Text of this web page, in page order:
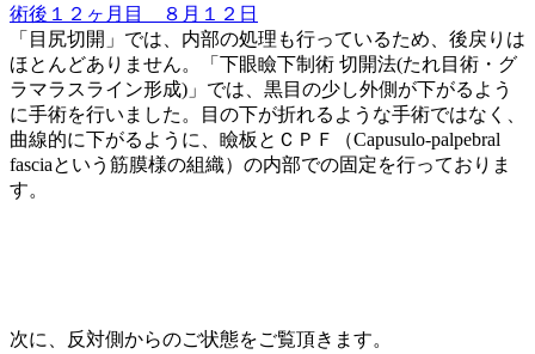
「目尻切開」では、内部の処理も行っているため、後戻りは
ほとんどありません。「下眼瞼下制術 切開法(たれ目術・グ
ラマラスライン形成)」では、黒目の少し外側が下がるよう
に手術を行いました。目の下が折れるような手術ではなく、
曲線的に下がるように、瞼板とＣＰＦ（Capusulo-palpebral
fasciaという筋膜様の組織）の内部での固定を行っておりま
す。
次に、反対側からのご状態をご覧頂きます。